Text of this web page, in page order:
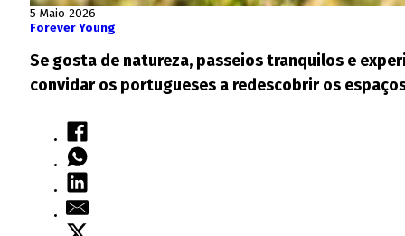
5 Maio 2026
Forever Young
Se gosta de natureza, passeios tranquilos e
convidar os portugueses a redescobrir os